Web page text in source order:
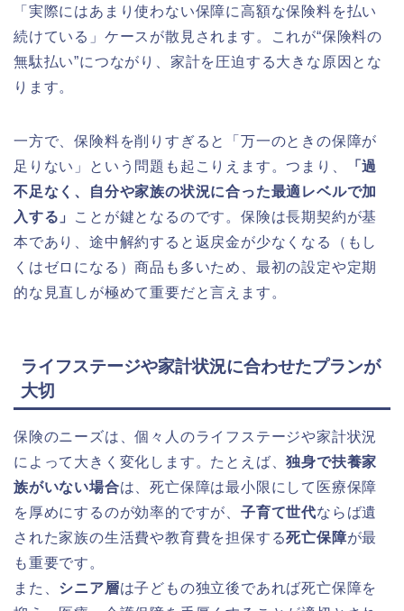
「実際にはあまり使わない保障に高額な保険料を払い
続けている」ケースが散見されます。これが“保険料の
無駄払い”につながり、家計を圧迫する大きな原因とな
ります。
一方で、保険料を削りすぎると「万一のときの保障が
足りない」という問題も起こりえます。つまり、
「過
不足なく、自分や家族の状況に合った最適レベルで加
入する」
ことが鍵となるのです。保険は長期契約が基
本であり、途中解約すると返戻金が少なくなる（もし
くはゼロになる）商品も多いため、最初の設定や定期
的な見直しが極めて重要だと言えます。
ライフステージや家計状況に合わせたプランが
大切
保険のニーズは、個々人のライフステージや家計状況
によって大きく変化します。たとえば、独身で扶養家
族がいない場合は、死亡保障は最小限にして医療保障
を厚めにするのが効率的ですが、 子育て世代ならば遺
された家族の生活費や教育費を担保する死亡保障が最
も重要です。
また、 シニア層は子どもの独立後であれば死亡保障を